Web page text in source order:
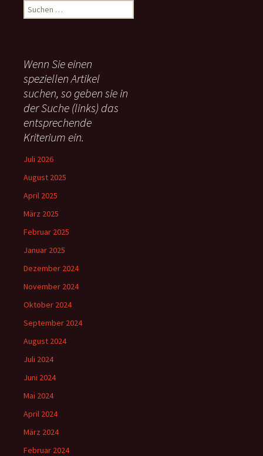
u
n
n
a
c
:
Wenn Sie einen
speziellen Artikel
suchen, so geben sie in
der Suche (links) das
entsprechende
Kriterium ein.
Juli 2026
August 2025
April 2025
März 2025
Februar 2025
Januar 2025
Dezember 2024
November 2024
Oktober 2024
September 2024
August 2024
Juli 2024
Juni 2024
Mai 2024
April 2024
März 2024
Februar 2024